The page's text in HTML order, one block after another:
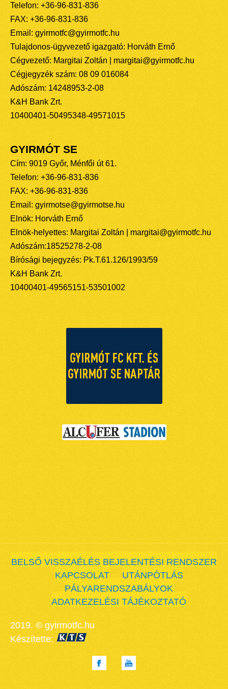
Telefon: +36-96-831-836
FAX: +36-96-831-836
Email: gyirmotfc@gyirmotfc.hu
Tulajdonos-ügyvezető igazgató: Horváth Ernő
Cégvezető: Margitai Zoltán | margitai@gyirmotfc.hu
Cégjegyzék szám: 08 09 016084
Adószám: 14248953-2-08
K&H Bank Zrt.
10400401-50495348-49571015
GYIRMÓT SE
Cím: 9019 Győr, Ménfői út 61.
Telefon: +36-96-831-836
FAX: +36-96-831-836
Email: gyirmotse@gyirmotse.hu
Elnök: Horváth Ernő
Elnök-helyettes: Margitai Zoltán | margitai@gyirmotfc.hu
Adószám:18525278-2-08
Bírósági bejegyzés: Pk.T.61.126/1993/59
K&H Bank Zrt.
10400401-49565151-53501002
BELSŐ VISSZAÉLÉS BEJELENTÉSI RENDSZER
KAPCSOLAT
UTÁNPÓTLÁS
PÁLYARENDSZABÁLYOK
ADATKEZELÉSI TÁJÉKOZTATÓ
2019. © gyirmotfc.hu
Készítette: